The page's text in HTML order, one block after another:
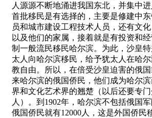
人源源不断地涌进我国东北，并集中
首批移民是有选择的，主要是修建中
员和城市建设工程技术人员，还有文
以及他们的家属，接着就是有投资和
制一般流民移民哈尔滨。为此，沙皇
太人向哈尔滨移民，给予犹太人在哈
教自由。所以，在倍受沙皇迫害的俄
来哈尔滨的俄国侨民，他们成为哈尔
界和文化艺术界的翘楚（以后还要专
人）。到1902年，哈尔滨不包括俄国
俄国侨民就有12000人，这是外国侨民